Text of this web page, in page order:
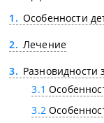
1
Особенности
2
Лечение
3
Разновидности
3.1
3.2